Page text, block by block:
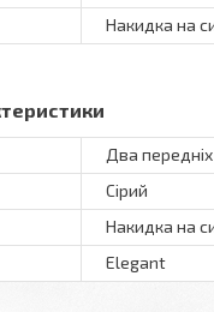
Накидка на
Два передніх
Сірий
Накидка на
Elegant